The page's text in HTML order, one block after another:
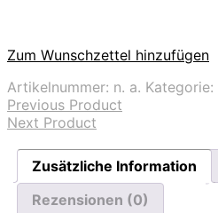
Zum Wunschzettel hinzufügen
Artikelnummer: n. a. Kategorie:
Previous Product
Next Product
Zusätzliche Information
Rezensionen (0)